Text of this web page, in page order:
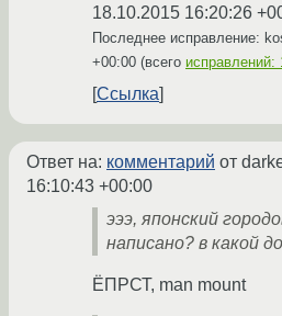
18.10.2015 16:20:26
Последнее исправление:
+00:00 (всего исправлений:
Ссылка
Ответ на: комментарий от
16:10:43 +00:00
эээ, японский
написано? в какой
ЁПРСТ, man mount